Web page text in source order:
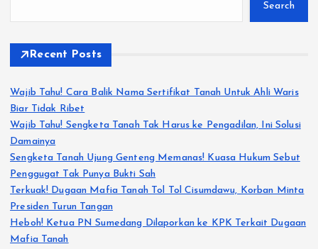
Search
Recent Posts
Wajib Tahu! Cara Balik Nama Sertifikat Tanah Untuk Ahli Waris
Biar Tidak Ribet
Wajib Tahu! Sengketa Tanah Tak Harus ke Pengadilan, Ini Solusi
Damainya
Sengketa Tanah Ujung Genteng Memanas! Kuasa Hukum Sebut
Penggugat Tak Punya Bukti Sah
Terkuak! Dugaan Mafia Tanah Tol Tol Cisumdawu, Korban Minta
Presiden Turun Tangan
Heboh! Ketua PN Sumedang Dilaporkan ke KPK Terkait Dugaan
Mafia Tanah